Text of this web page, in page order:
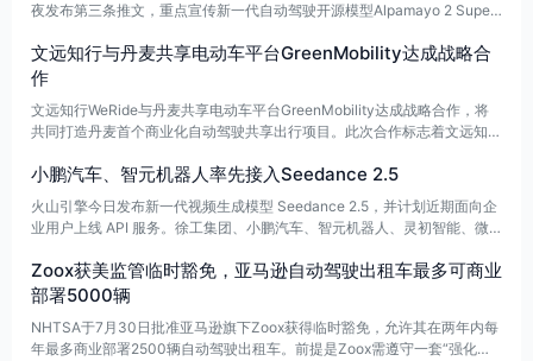
夜发布第三条推文，重点宣传新一代自动驾驶开源模型Alpamayo 2 Supe
文远知行与丹麦共享电动车平台GreenMobility达成战略合
作
文远知行WeRide与丹麦共享电动车平台GreenMobility达成战略合作，将
共同打造丹麦首个商业化自动驾驶共享出行项目。此次合作标志着文远知行
小鹏汽车、智元机器人率先接入Seedance 2.5
火山引擎今日发布新一代视频生成模型 Seedance 2.5，并计划近期面向企
业用户上线 API 服务。徐工集团、小鹏汽车、智元机器人、灵初智能、微
将率先接入该模型。
Zoox获美监管临时豁免，亚马逊自动驾驶出租车最多可商业
部署5000辆
NHTSA于7月30日批准亚马逊旗下Zoox获得临时豁免，允许其在两年内每
年最多商业部署2500辆自动驾驶出租车。前提是Zoox需遵守一套“强化且